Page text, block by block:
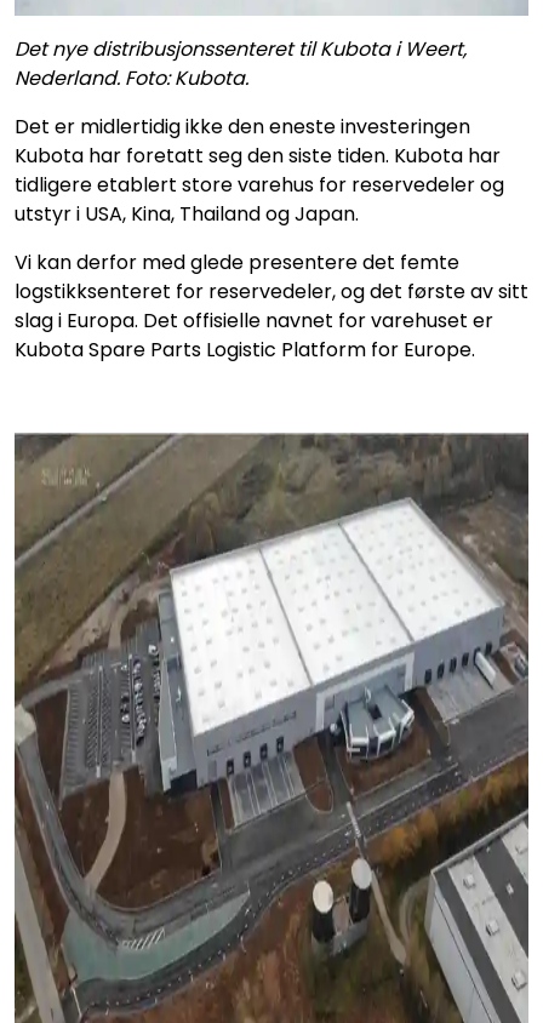
Det nye distribusjonssenteret til Kubota i Weert,
Nederland. Foto: Kubota.
Det er midlertidig ikke den eneste investeringen
Kubota har foretatt seg den siste tiden. Kubota har
tidligere etablert store varehus for reservedeler og
utstyr i USA, Kina, Thailand og Japan.
Vi kan derfor med glede presentere det femte
logstikksenteret for reservedeler, og det første av sitt
slag i Europa. Det offisielle navnet for varehuset er
Kubota Spare Parts Logistic Platform for Europe.